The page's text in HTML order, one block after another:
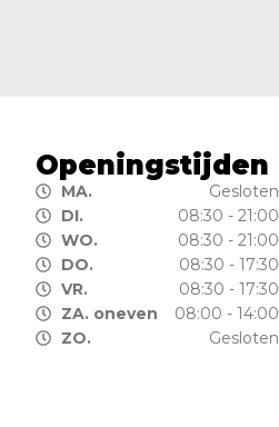
Openingstijden
MA.
Gesloten
DI.
08:30 - 21:00
WO.
08:30 - 21:00
DO.
08:30 - 17:30
VR.
08:30 - 17:30
ZA. oneven
08:00 - 14:00
ZO.
Gesloten